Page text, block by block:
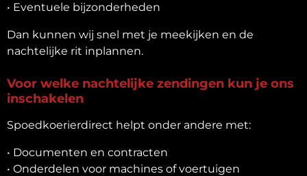
• Eventuele bijzonderheden
Dan kunnen wij snel met je meekijken en de
nachtelijke rit inplannen.
Voor welke nachtelijke zendingen kun je ons
inschakelen
Spoedkoerierdirect helpt onder andere met:
• Documenten en contracten
• Onderdelen voor machines of voertuigen